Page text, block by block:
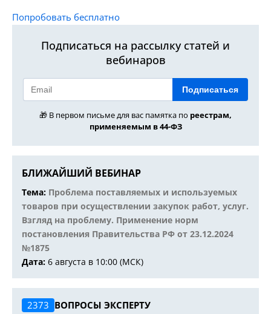
Попробовать бесплатно
Подписаться на рассылку статей и
вебинаров
Подписаться
🎁 В первом письме для вас памятка по реестрам,
применяемым в 44-ФЗ
БЛИЖАЙШИЙ ВЕБИНАР
Тема: Проблема поставляемых и используемых
товаров при осуществлении закупок работ, услуг.
Взгляд на проблему. Применение норм
постановления Правительства РФ от 23.12.2024
№1875
Дата: 6 августа в 10:00 (МСК)
2373 ВОПРОСЫ ЭКСПЕРТУ